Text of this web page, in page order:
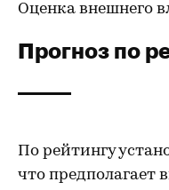
Оценка внешнего
Прогноз по
По рейтингу
что предполагает